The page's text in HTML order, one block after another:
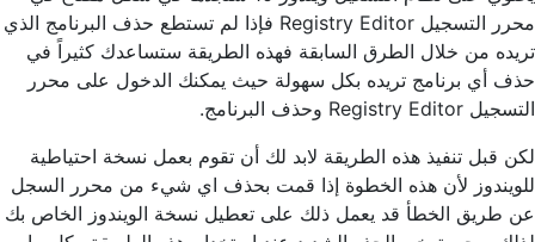
محرر التسجيل Registry Editor فإذا لم تستطع حذف البرنامج الذي
تريده من خلال الطرق السابقة فهذه الطريقة ستساعدك كثيراً في
حذف أي برنامج تريده بكل سهولة حيث يمكنك الدخول على محرر
التسجيل Registry Editor وحذف البرنامج.
لكن قبل تنفيذ هذه الطريقة لابد لك أن تقوم بعمل نسخة احتياطية
للويندوز لأن هذه الخطوة إذا قمت بحذف اي شيء من محرر السجل
عن طريق الخطأ قد يعمل ذلك على تعطيل نسخة الويندوز الخاص بك